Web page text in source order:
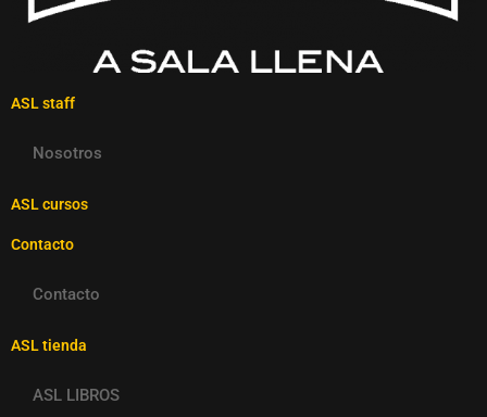
ASL staff
Nosotros
ASL cursos
Contacto
Contacto
ASL tienda
ASL LIBROS